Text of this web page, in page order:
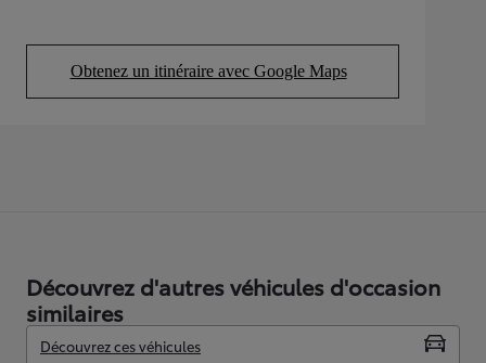
Obtenez un itinéraire avec Google Maps
(Opens in new tab)
Découvrez d'autres véhicules d'occasion
similaires
Découvrez ces véhicules